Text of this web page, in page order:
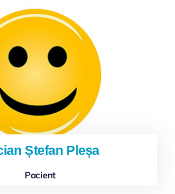
Ștefan Pleșa
Pacient